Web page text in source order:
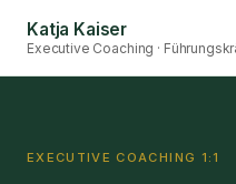
Katja Kaiser
Executive Coaching ·
EXECUTIVE COACHING 1:1